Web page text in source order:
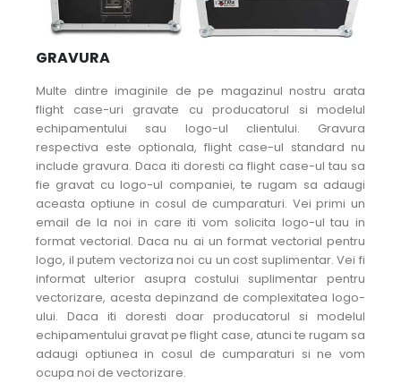
GRAVURA
Multe dintre imaginile de pe magazinul nostru arata
flight case-uri gravate cu producatorul si modelul
echipamentului sau logo-ul clientului. Gravura
respectiva este optionala, flight case-ul standard nu
include gravura. Daca iti doresti ca flight case-ul tau sa
fie gravat cu logo-ul companiei, te rugam sa adaugi
aceasta optiune in cosul de cumparaturi. Vei primi un
email de la noi in care iti vom solicita logo-ul tau in
format vectorial. Daca nu ai un format vectorial pentru
logo, il putem vectoriza noi cu un cost suplimentar. Vei fi
informat ulterior asupra costului suplimentar pentru
vectorizare, acesta depinzand de complexitatea logo-
ului. Daca iti doresti doar producatorul si modelul
echipamentului gravat pe flight case, atunci te rugam sa
adaugi optiunea in cosul de cumparaturi si ne vom
ocupa noi de vectorizare.